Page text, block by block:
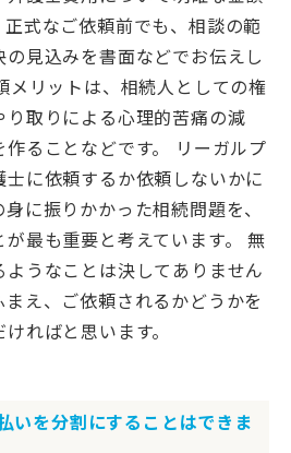
式なご依頼前でも、相談の範
見込みを書面などでお伝えし
メリットは、相続人としての権
取りによる心理的苦痛の減
ることなどです。 リーガルプ
に依頼するか依頼しないかに
に振りかかった相続問題を、
最も重要と考えています。 無
うなことは決してありません
え、ご依頼されるかどうかを
ればと思います。
いを分割にすることはできま